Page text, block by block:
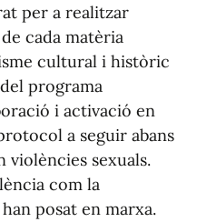
per a realitzar
cada matèria
cultural i històric
programa
i activació en
a seguir abans
violències sexuals.
com la
posat en marxa.